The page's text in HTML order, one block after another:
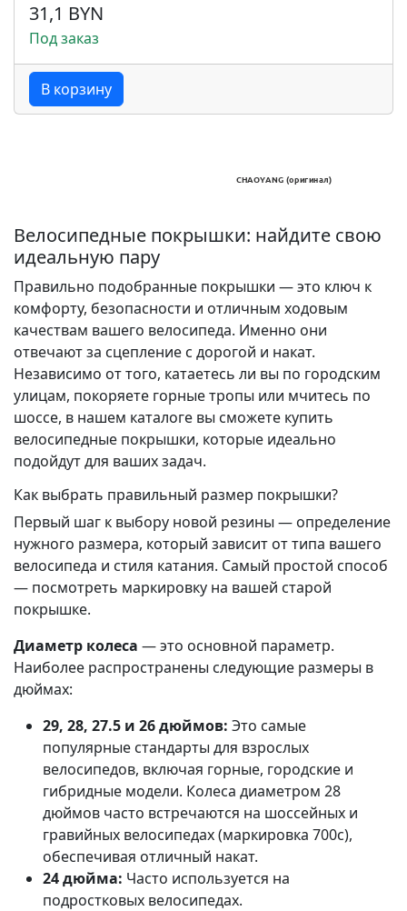
31,1 BYN
Под заказ
В корзину
Велосипедные покрышки: найдите свою
идеальную пару
Правильно подобранные покрышки — это ключ к
комфорту, безопасности и отличным ходовым
качествам вашего велосипеда. Именно они
отвечают за сцепление с дорогой и накат.
Независимо от того, катаетесь ли вы по городским
улицам, покоряете горные тропы или мчитесь по
шоссе, в нашем каталоге вы сможете купить
велосипедные покрышки, которые идеально
подойдут для ваших задач.
Как выбрать правильный размер покрышки?
Первый шаг к выбору новой резины — определение
нужного размера, который зависит от типа вашего
велосипеда и стиля катания. Самый простой способ
— посмотреть маркировку на вашей старой
покрышке.
Диаметр колеса — это основной параметр.
Наиболее распространены следующие размеры в
дюймах:
29, 28, 27.5 и 26 дюймов: Это самые
популярные стандарты для взрослых
велосипедов, включая горные, городские и
гибридные модели. Колеса диаметром 28
дюймов часто встречаются на шоссейных и
гравийных велосипедах (маркировка 700c),
обеспечивая отличный накат.
24 дюйма: Часто используется на
подростковых велосипедах.